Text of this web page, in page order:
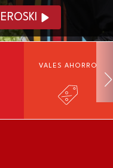
VALES AHORRO